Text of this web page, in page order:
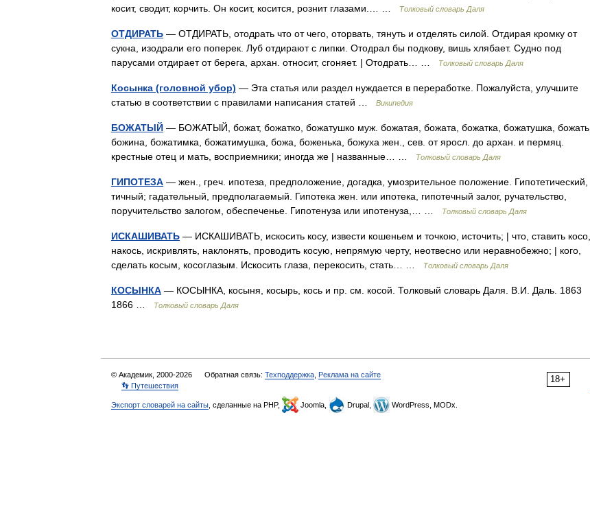
косит, сводит, корчить. Он косит, косится, рознит глазами.… …
Толковый словарь Даля
ОТДИРАТЬ — ОТДИРАТЬ, отодрать что от чего, оторвать, тянуть и отделять силой. Отдирая кромку от
сукна, изодрали его поперек. Луб отдирают с липки. Отодрал бы подкову, вишь хлябает. Судно под
парусами отдирает от берега, архан. относит, сгоняет. | Отодрать… …
Толковый словарь Даля
Косынка (головной убор) — Эта статья или раздел нуждается в переработке. Пожалуйста, улучшите
статью в соответствии с правилами написания статей …
Википедия
БОЖАТЫЙ — БОЖАТЫЙ, божат, божатко, божатушко муж. божатая, божата, божатка, божатушка, божать,
божина, божатимка, божатимушка, божа, боженька, божуха жен., сев. от яросл. до архан. и пермяц.
крестные отец и мать, восприемники; иногда же | названные… …
Толковый словарь Даля
ГИПОТЕЗА — жен., греч. ипотеза, предположение, догадка, умозрительное положение. Гипотетический,
тичный; гадательный, предполагаемый. Гипотека жен. или ипотека, гипотечный залог, ручательство,
поручительство залогом, обеспеченье. Гипотенуза или ипотенуза,… …
Толковый словарь Даля
ИСКАШИВАТЬ — ИСКАШИВАТЬ, искосить косу, извести кошеньем и точкою, источить; | что, ставить косо,
накось, искривлять, наклонять, проводить косую, непрямую черту, неотвесно или неравнобежно; | кого,
сделать косым, косоглазым. Искосить глаза, перекосить, стать… …
Толковый словарь Даля
КОСЫНКА — КОСЫНКА, косыня, косырь, кось и пр. см. косой. Толковый словарь Даля. В.И. Даль. 1863
1866 …
Толковый словарь Даля
18+
© Академик, 2000-2026 Обратная связь: Техподдержка Реклама на сайте
👣 Путешествия
Экспорт словарей на сайты , сделанные на PHP, Joomla, Drupal, WordPress, MODx.